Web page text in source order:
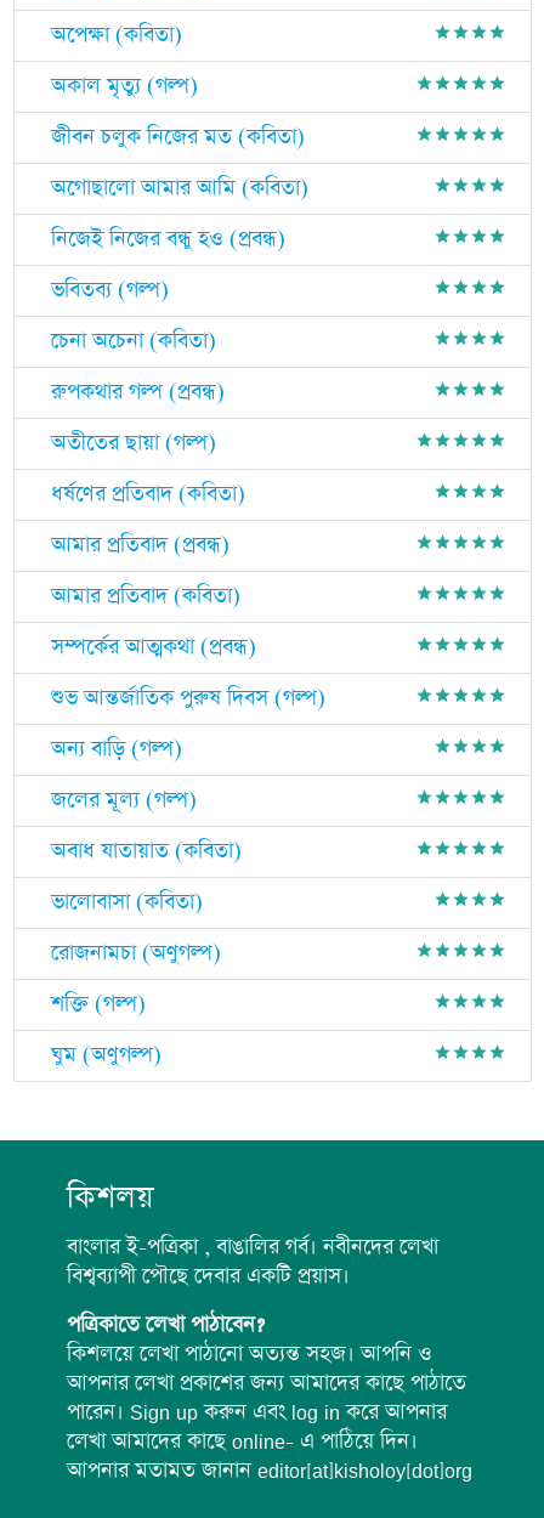
অপেক্ষা (কবিতা) gradegradegradegrade
অকাল মৃত্যু (গল্প) gradegradegradegradegrade
জীবন চলুক নিজের মত (কবিতা) gradegradegradegradegrade
অগোছালো আমার আমি (কবিতা) gradegradegradegrade
নিজেই নিজের বন্ধু হও (প্রবন্ধ) gradegradegradegrade
ভবিতব্য (গল্প) gradegradegradegrade
চেনা অচেনা (কবিতা) gradegradegradegrade
রুপকথার গল্প (প্রবন্ধ) gradegradegradegrade
অতীতের ছায়া (গল্প) gradegradegradegradegrade
ধর্ষণের প্রতিবাদ (কবিতা) gradegradegradegrade
আমার প্রতিবাদ (প্রবন্ধ) gradegradegradegradegrade
আমার প্রতিবাদ (কবিতা) gradegradegradegradegrade
সম্পর্কের আত্মকথা (প্রবন্ধ) gradegradegradegradegrade
শুভ আন্তর্জাতিক পুরুষ দিবস (গল্প) gradegradegradegradegrade
অন্য বাড়ি (গল্প) gradegradegradegrade
জলের মূল্য (গল্প) gradegradegradegradegrade
অবাধ যাতায়াত (কবিতা) gradegradegradegradegrade
ভালোবাসা (কবিতা) gradegradegradegrade
রোজনামচা (অণুগল্প) gradegradegradegradegrade
শক্তি (গল্প) gradegradegradegrade
ঘুম (অণুগল্প) gradegradegradegrade
কিশলয়
বাংলার ই-পত্রিকা , বাঙালির গর্ব। নবীনদের লেখা
বিশ্বব্যাপী পৌছে দেবার একটি প্রয়াস।
পত্রিকাতে লেখা পাঠাবেন?
কিশলয়ে লেখা পাঠানো অত্যন্ত সহজ। আপনি ও
আপনার লেখা প্রকাশের জন্য আমাদের কাছে পাঠাতে
পারেন। Sign up করুন এবং log in করে আপনার
লেখা আমাদের কাছে online- এ পাঠিয়ে দিন।
আপনার মতামত জানান editor[at]kisholoy[dot]org